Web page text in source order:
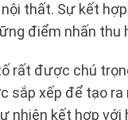
thất. Sự kết
điểm nhấn thu
rất được chú
xếp để tạo ra
nhiên kết hợp với